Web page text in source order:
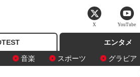
エンタメ
音楽 スポーツ グラビア
X YouTube